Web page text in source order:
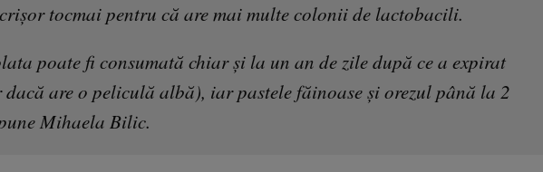
tocmai pentru că are mai multe colonii de lactobacili.
poate fi consumată chiar și la un an de zile după ce a expirat
dacă are o peliculă albă), iar pastele făinoase și orezul până la 2
Mihaela Bilic.